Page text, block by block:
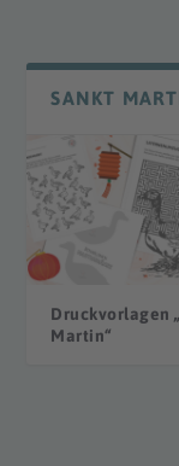
SANKT
Druckvorlagen
Martin“